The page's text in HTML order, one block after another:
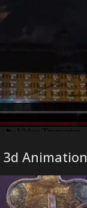
Animation